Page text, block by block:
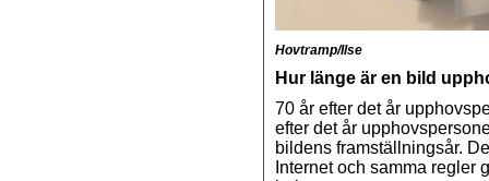
Hovtramp/Ilse
Hur länge är en bild
70 år efter det år
efter det år
bildens framställningsår.
Internet och samma